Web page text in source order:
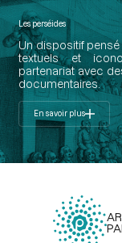
Les perséides
Un dispositif
textuels et
partenariat avec
documentaires.
En savoir plus